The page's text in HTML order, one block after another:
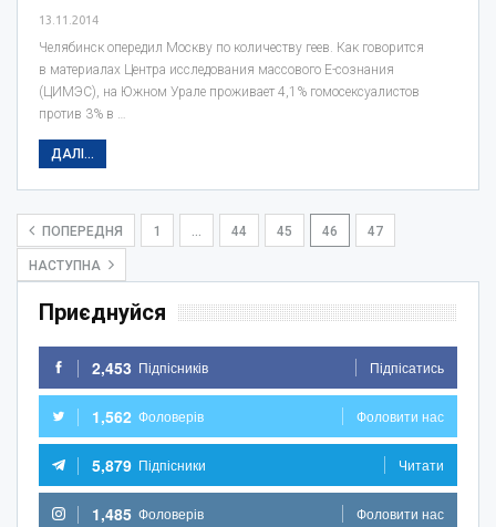
13.11.2014
Челябинск опередил Москву по количеству геев. Как говорится
в материалах Центра исследования массового Е-сознания
(ЦИМЭС), на Южном Урале проживает 4,1% гомосексуалистов
против 3% в …
ДАЛІ...
ПОПЕРЕДНЯ 1 44 45 46 47
НАСТУПНА
Приєднуйся
2,453 Підпісників Підпісатись
1,562 Фоловерів Фоловити нас
5,879 Підпісники Читати
1,485 Фоловерів Фоловити нас